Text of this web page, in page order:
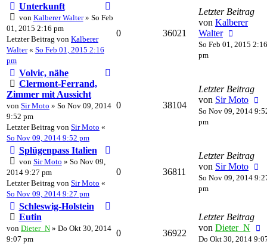
Unterkunft
von Kalberer Walter» So Feb
01, 2015 2:16 pm
Letzter Beitrag von Kalberer
Walter« So Feb 01, 2015 2:16
pm
0 36021
Letzter Beitrag
von Kalberer
Walter
So Feb 01, 2015 2:16
pm
Volvic, nähe
Clermont-Ferrand,
Zimmer mit Aussicht
von Sir Moto » So Nov 09, 2014
9:52 pm
Letzter Beitrag von Sir Moto «
So Nov 09, 2014 9:52 pm
0 38104
Letzter Beitrag
von Sir Moto
So Nov 09, 2014
pm
Splügenpass Italien
von Sir Moto » So Nov 09,
2014 9:27 pm
Letzter Beitrag von Sir Moto «
So Nov 09, 2014 9:27 pm
0 36811
Letzter Beitrag
von Sir Moto
So Nov 09, 2014
pm
Schleswig-Holstein
Eutin
von Dieter_N » Do Okt 30, 2014
9:07 pm
0 36922
Letzter Beitrag
von Dieter_N
Do Okt 30, 2014